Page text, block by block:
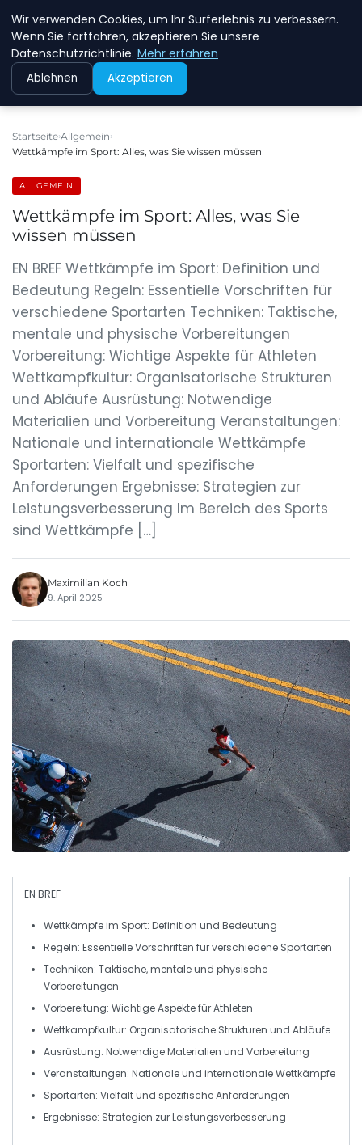
NEW ENERGY JOBS
Startseite Allgemein
Wettkämpfe im Sport: Alles, was Sie wissen müssen
ALLGEMEIN
Wettkämpfe im Sport: Alles, was Sie
wissen müssen
EN BREF Wettkämpfe im Sport: Definition und
Bedeutung Regeln: Essentielle Vorschriften für
verschiedene Sportarten Techniken: Taktische,
mentale und physische Vorbereitungen
Vorbereitung: Wichtige Aspekte für Athleten
Wettkampfkultur: Organisatorische Strukturen
und Abläufe Ausrüstung: Notwendige
Materialien und Vorbereitung Veranstaltungen:
Nationale und internationale Wettkämpfe
Sportarten: Vielfalt und spezifische
Anforderungen Ergebnisse: Strategien zur
Leistungsverbesserung Im Bereich des Sports
sind Wettkämpfe […]
Maximilian Koch
9. April 2025
EN BREF
Wettkämpfe im Sport: Definition und Bedeutung
Regeln: Essentielle Vorschriften für verschiedene Sportarten
Techniken: Taktische, mentale und physische
Vorbereitungen
Vorbereitung: Wichtige Aspekte für Athleten
Wettkampfkultur: Organisatorische Strukturen und Abläufe
Ausrüstung: Notwendige Materialien und Vorbereitung
Veranstaltungen: Nationale und internationale Wettkämpfe
Sportarten: Vielfalt und spezifische Anforderungen
Ergebnisse: Strategien zur Leistungsverbesserung
Wir verwenden Cookies, um Ihr Surferlebnis zu verbessern.
Wenn Sie fortfahren, akzeptieren Sie unsere
Datenschutzrichtlinie. Mehr erfahren
Ablehnen Akzeptieren